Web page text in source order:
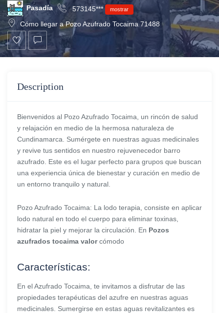
Pasadía 573145*** mostrar
Cómo llegar a Pozo Azufrado Tocaima 71488
Description
Bienvenidos al Pozo Azufrado Tocaima, un rincón de salud
y relajación en medio de la hermosa naturaleza de
Cundinamarca. Sumérgete en nuestras aguas medicinales
y revive tus sentidos en nuestro rejuvenecedor barro
azufrado. Este es el lugar perfecto para grupos que buscan
una experiencia única de bienestar y curación en medio de
un entorno tranquilo y natural.
Pozo Azufrado Tocaima: La lodo terapia, consiste en aplicar
lodo natural en todo el cuerpo para eliminar toxinas,
hidratar la piel y mejorar la circulación. En Pozos
azufrados tocaima valorcómodo
Características:
En el Azufrado Tocaima, te invitamos a disfrutar de las
propiedades terapéuticas del azufre en nuestras aguas
medicinales. Sumergirse en estas aguas revitalizantes es